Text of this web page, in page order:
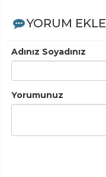
YORUM EKLE
Adınız Soyadınız
Yorumunuz